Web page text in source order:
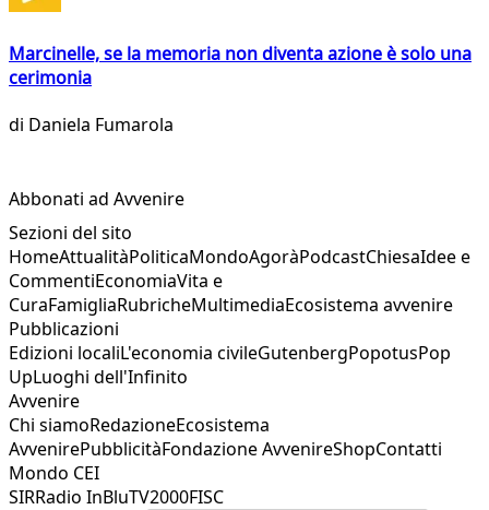
Marcinelle, se la memoria non diventa azione è solo una
cerimonia
di Daniela Fumarola
Abbonati ad Avvenire
Sezioni del sito
HomeAttualitàPoliticaMondoAgoràPodcastChiesaIdee e
CommentiEconomiaVita e
CuraFamigliaRubricheMultimediaEcosistema avvenire
Pubblicazioni
Edizioni localiL'economia civileGutenbergPopotusPop
UpLuoghi dell'Infinito
Avvenire
Chi siamoRedazioneEcosistema
AvvenirePubblicitàFondazione AvvenireShopContatti
Mondo CEI
SIRRadio InBluTV2000FISC